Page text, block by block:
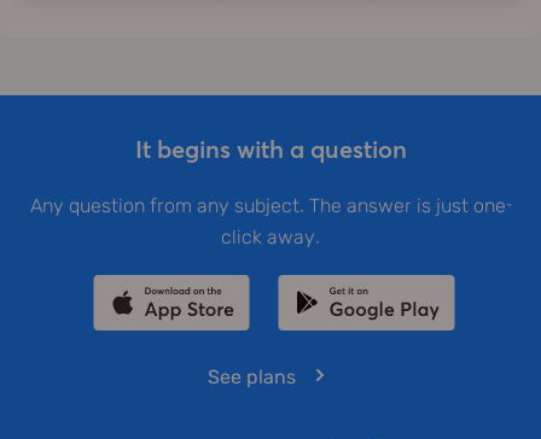
It begins with a question
Any question from any subject. The answer is just one-
click away.
See plans